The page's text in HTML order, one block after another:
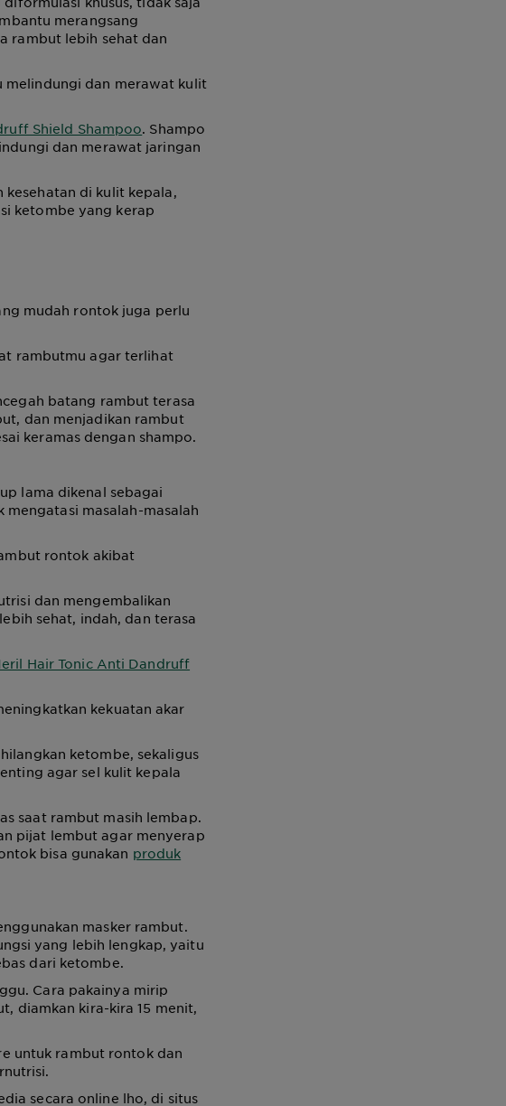
merangsang
rambut lebih sehat dan
melindungi dan merawat kulit
Shield Shampoo. Shampo
dan merawat jaringan
kesehatan di kulit kepala,
ketombe yang kerap
mudah rontok juga perlu
rambutmu agar terlihat
batang rambut terasa
dan menjadikan rambut
keramas dengan shampo.
lama dikenal sebagai
masalah-masalah
rontok akibat
dan mengembalikan
sehat, indah, dan terasa
Hair Tonic Anti Dandruff
kekuatan akar
ketombe, sekaligus
agar sel kulit kepala
saat rambut masih lembap.
pijat lembut agar menyerap
bisa gunakan produk
masker rambut.
yang lebih lengkap, yaitu
dari ketombe.
Cara pakainya mirip
diamkan kira-kira 15 menit,
untuk rambut rontok dan
secara online lho, di situs